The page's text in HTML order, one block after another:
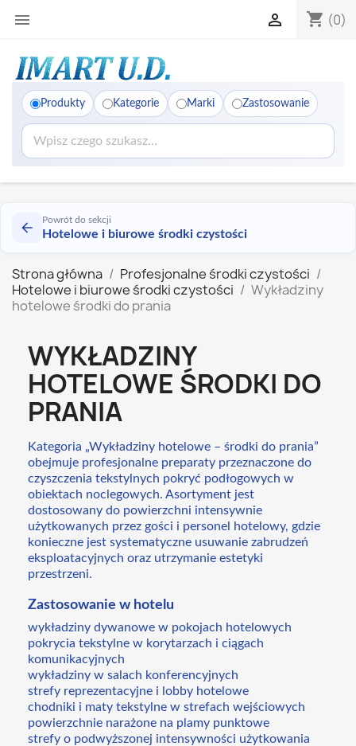
 shopping_cart (0)

Produkty Kategorie Marki Zastosowanie
Powrót do sekcji
Hotelowe i biurowe środki czystości
Strona główna
Profesjonalne środki czystości
Hotelowe i biurowe środki czystości
Wykładziny
hotelowe środki do prania
WYKŁADZINY
HOTELOWE ŚRODKI DO
PRANIA
Kategoria „Wykładziny hotelowe – środki do prania”
obejmuje profesjonalne preparaty przeznaczone do
czyszczenia tekstylnych pokryć podłogowych w
obiektach noclegowych. Asortyment jest
dostosowany do powierzchni intensywnie
użytkowanych przez gości i personel hotelowy, gdzie
konieczne jest systematyczne usuwanie zabrudzeń
eksploatacyjnych oraz utrzymanie estetyki
przestrzeni.
Zastosowanie w hotelu
wykładziny dywanowe w pokojach hotelowych
pokrycia tekstylne w korytarzach i ciągach
komunikacyjnych
wykładziny w salach konferencyjnych
strefy reprezentacyjne i lobby hotelowe
chodniki i maty tekstylne w strefach wejściowych
powierzchnie narażone na plamy punktowe
strefy o podwyższonej intensywności użytkowania